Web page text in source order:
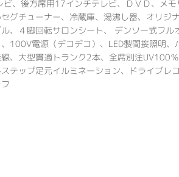
、後方席用17インチテレビ、ＤＶＤ、メモ
グチューナー、冷蔵庫、湯沸し器、オリジ
、４脚回転サロンシート、 デンソー式フル
100V電源（デコデコ）、LED製間接照明、
、大型貫通トランク2本、全席別注UV100
テップ足元イルミネーション、ドライブレ